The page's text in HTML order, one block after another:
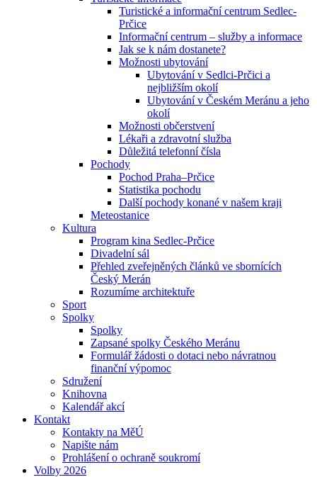
Turistické a informační centrum Sedlec-
Prčice
Informační centrum – služby a informace
Jak se k nám dostanete?
Možnosti ubytování
Ubytování v Sedlci-Prčici a
nejbližším okolí
Ubytování v Českém Meránu a jeho
okolí
Možnosti občerstvení
Lékaři a zdravotní služba
Důležitá telefonní čísla
Pochody
Pochod Praha–Prčice
Statistika pochodu
Další pochody konané v našem kraji
Meteostanice
Kultura
Program kina Sedlec-Prčice
Divadelní sál
Přehled zveřejněných článků ve sbornících
Český Merán
Rozumíme architektuře
Sport
Spolky
Spolky
Zapsané spolky Českého Meránu
Formulář žádosti o dotaci nebo návratnou
finanční výpomoc
Sdružení
Knihovna
Kalendář akcí
Kontakt
Kontakty na MěÚ
Napište nám
Prohlášení o ochraně soukromí
Volby 2026